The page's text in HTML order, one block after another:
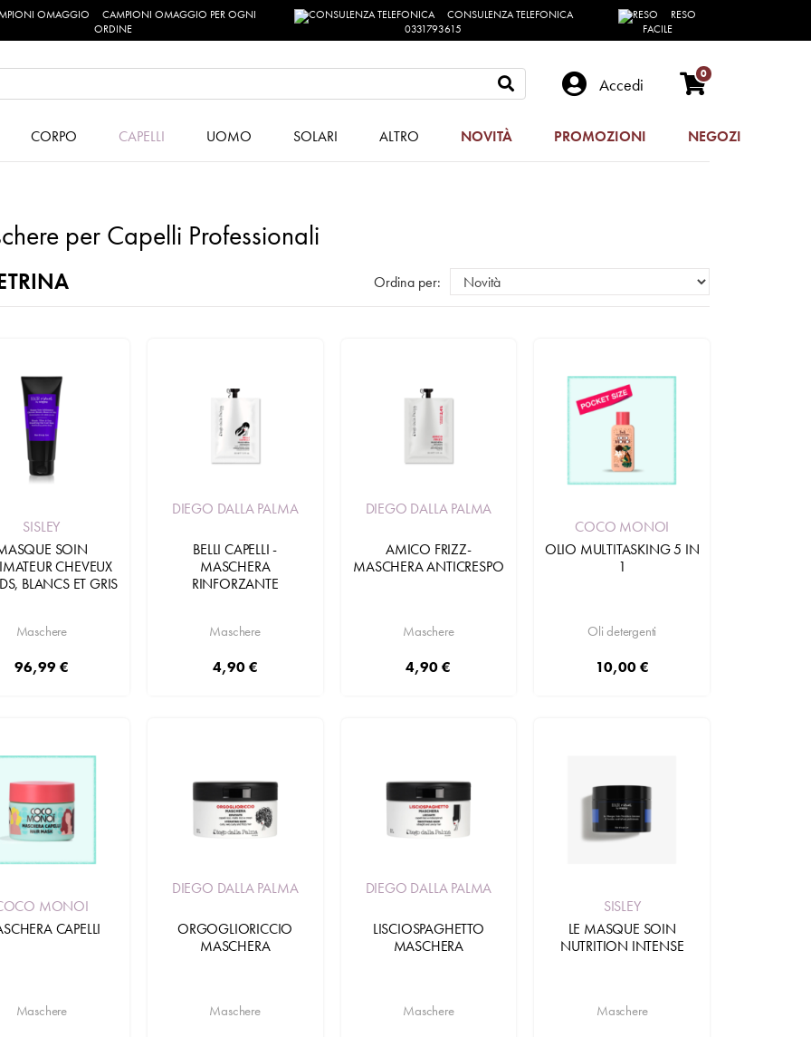
CAMPIONI OMAGGIO PER OGNI
ORDINE
CONSULENZA TELEFONICA
0331793615
RESO
FACILE
Accedi
0
CORPO CAPELLI UOMO SOLARI ALTRO NOVITÀ PROMOZIONI NEGOZI
per Capelli Professionali
Ordina per:
SISLEY
SOIN
CHEVEUX
BLANCS ET GRIS
Maschere
96,99 €
DIEGO DALLA PALMA
BELLI CAPELLI -
MASCHERA
RINFORZANTE
Maschere
4,90 €
DIEGO DALLA PALMA
AMICO FRIZZ-
MASCHERA ANTICRESPO
Maschere
4,90 €
COCO MONOI
OLIO MULTITASKING 5 IN
1
Oli detergenti
10,00 €
MONOI
CAPELLI
Maschere
DIEGO DALLA PALMA
ORGOGLIORICCIO
MASCHERA
Maschere
DIEGO DALLA PALMA
LISCIOSPAGHETTO
MASCHERA
Maschere
SISLEY
LE MASQUE SOIN
NUTRITION INTENSE
Maschere